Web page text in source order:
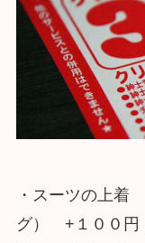
・スーツの上
グ） +１００円